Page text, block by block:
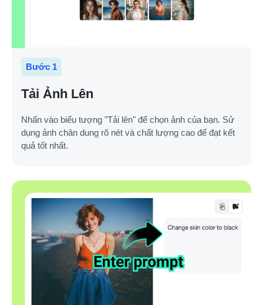
Bước 1
Tải Ảnh Lên
Nhấn vào biểu tượng "Tải lên" để chọn ảnh của bạn. Sử
dụng ảnh chân dung rõ nét và chất lượng cao để đạt kết
quả tốt nhất.